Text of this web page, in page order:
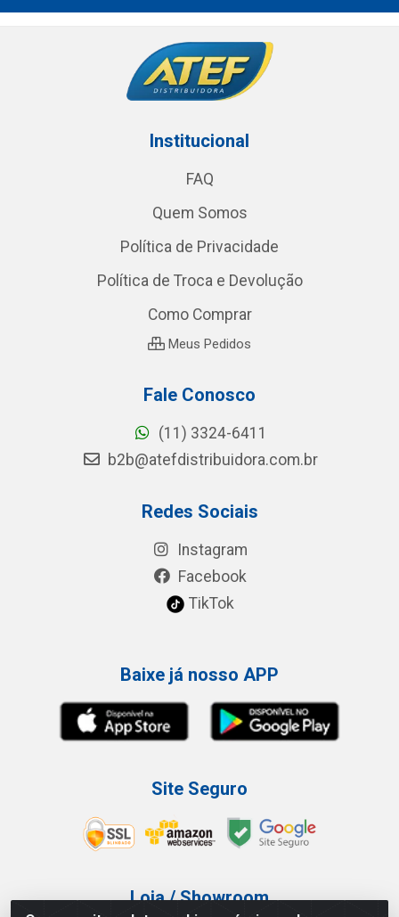
Institucional
FAQ
Quem Somos
Política de Privacidade
Política de Troca e Devolução
Como Comprar
Meus Pedidos
Fale Conosco
(11) 3324-6411
b2b@atefdistribuidora.com.br
Redes Sociais
Instagram
Facebook
TikTok
Baixe já nosso APP
Site Seguro
Loja / Showroom